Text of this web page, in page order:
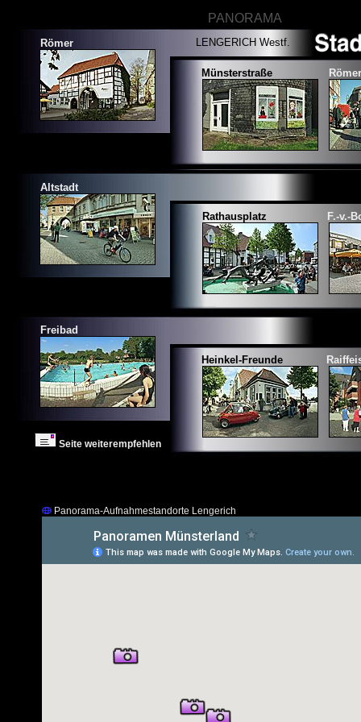
PANORAMA
Römer LENGERICH Westf.
Münsterstraße
Altstadt
Rathausplatz F.-v.-
Freibad
Heinkel-Freunde
Seite weiterempfehlen
Panorama-Aufnahmestandorte Lengerich